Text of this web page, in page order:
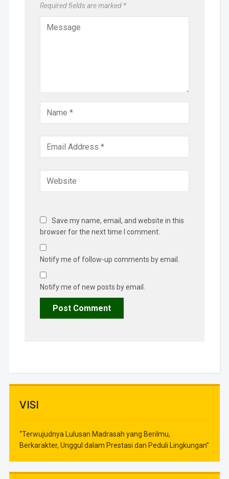
VISI
“Terwujudnya Lulusan Madrasah yang Berilmu,
Berkarakter, Unggul dalam Prestasi dan Peduli Lingkungan”
Required fields are marked *
Save my name, email, and website in this
browser for the next time I comment.
Notify me of follow-up comments by email.
Notify me of new posts by email.